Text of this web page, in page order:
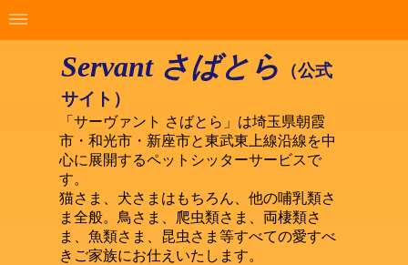
Servant さばとら
（公式
サイト）
「サーヴァント さばとら」は埼玉県朝霞
市・和光市・新座市と東武東上線沿線を中
心に展開するペットシッターサービスで
す。
猫さま、犬さまはもちろん、他の哺乳類さ
ま全般。鳥さま、爬虫類さま、両棲類さ
ま、魚類さま、昆虫さま等すべての愛すべ
きご家族にお仕えいたします。